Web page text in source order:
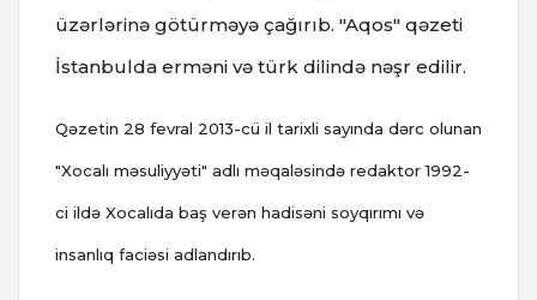
üzərlərinə götürməyə çağırıb. "Aqos" qəzeti
İstanbulda erməni və türk dilində nəşr edilir.
Qəzetin 28 fevral 2013-cü il tarixli sayında dərc olunan
"Xocalı məsuliyyəti" adlı məqaləsində redaktor 1992-
ci ildə Xocalıda baş verən hadisəni soyqırımı və
insanlıq faciəsi adlandırıb.